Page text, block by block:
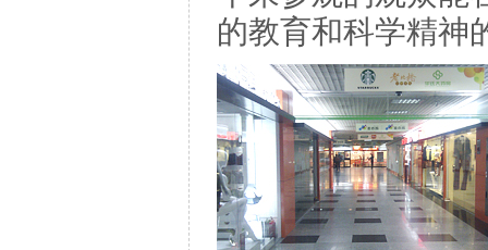
的教育和科学精神